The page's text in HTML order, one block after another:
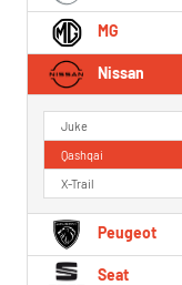
MG
Nissan
Juke
Qashqai
X-Trail
Peugeot
Seat